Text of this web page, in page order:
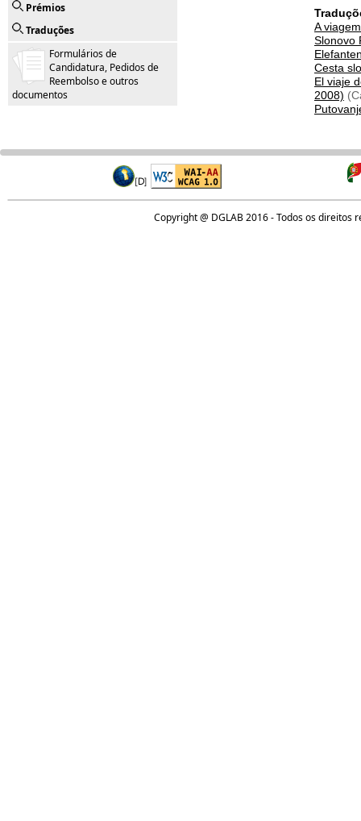
Prémios
Traduções
Formulários de
Candidatura, Pedidos de
Reembolso e outros
documentos
A
Slonovo
Cesta
El viaje
2008)
Copyright @ DGLAB 2016 - Todos os